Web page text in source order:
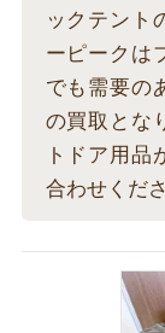
ックテント
ーピークは
でも需要の
の買取とな
トドア用品
合わせくださ